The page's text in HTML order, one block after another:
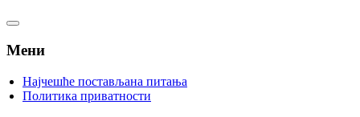
Мени
Најчешће постављана питања
Политика приватности